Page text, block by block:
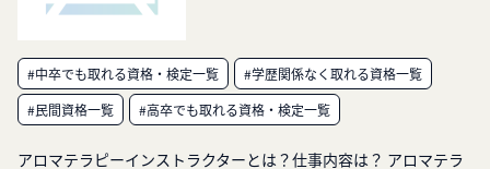
#中卒でも取れる資格・検定一覧
#学歴関係なく取れる資格一覧
#民間資格一覧
#高卒でも取れる資格・検定一覧
アロマテラピーインストラクターとは？仕事内容は？ アロマテラ